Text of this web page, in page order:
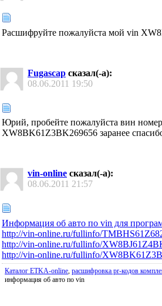
Расшифруйте пожалуйста мой vin
Fugascap сказал(-а):
08.06.2011 19:50
Юрий, пробейте пожалуйста вин
XW8BK61Z3BK269656 заранее
vin-online сказал(-а):
08.06.2011 21:57
Информация об авто по vin для
http://vin-online.ru/fullinfo/
http://vin-online.ru/fullinfo/
http://vin-online.ru/fullinfo/
Каталог ETKA-online расшифровка pr-кодов
информация об авто по vin